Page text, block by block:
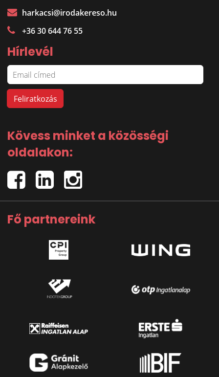
harkacsi@irodakereso.hu
+36 30 644 76 55
Hírlevél
Kövess minket a közösségi
oldalakon:
Fő partnereink